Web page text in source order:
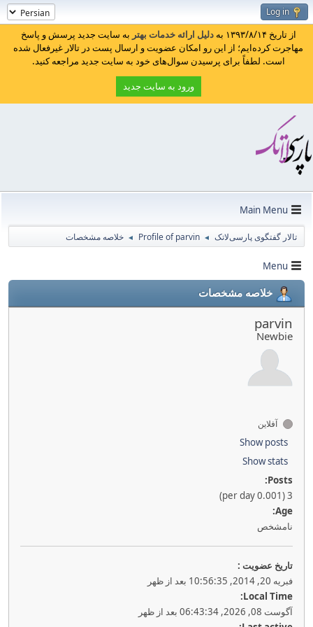
Log in
از تاریخ ۱۳۹۳/۸/۱۴ به دلیل ارائه خدمات بهتر به سایت جدید پرسش و پاسخ
مهاجرت کرده‌ایم؛ از این رو امکان عضویت و ارسال پست در تالار غیرفعال شده
است. لطفاً برای پرسیدن سوال‌های خود به سایت جدید مراجعه کنید.
ورود به سایت جدید
Main Menu
تالار گفتگوی پارسی‌لاتک ◄
Profile of parvin
◄ خلاصه مشخصات
Menu
خلاصه مشخصات
parvin
Newbie
آفلاین
Show posts
Show stats
Posts:
3 (0.001 per day)
Age:
نامشخص
تاريخ عضويت :
فبریه 20, 2014, 10:56:35 بعد از ظهر
Local Time:
آگوست 08, 2026, 06:43:34 بعد از ظهر